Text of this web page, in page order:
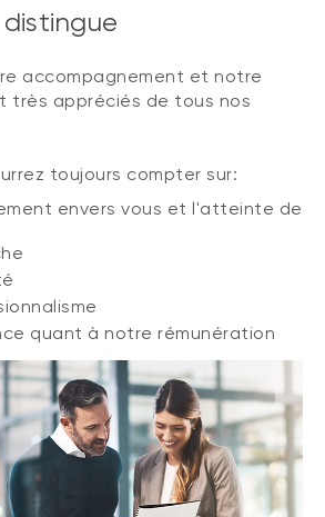
accompagnement et notre
très appréciés de tous nos
toujours compter sur:
envers vous et l'atteinte de
quant à notre rémunération